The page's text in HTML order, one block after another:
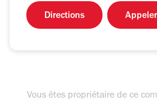
Directions Appeler
Vous êtes propriétaire de ce